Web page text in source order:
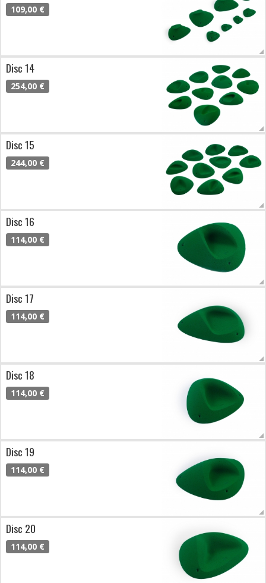
109,00 €
Disc 14
254,00 €
Disc 15
244,00 €
Disc 16
114,00 €
Disc 17
114,00 €
Disc 18
114,00 €
Disc 19
114,00 €
Disc 20
114,00 €